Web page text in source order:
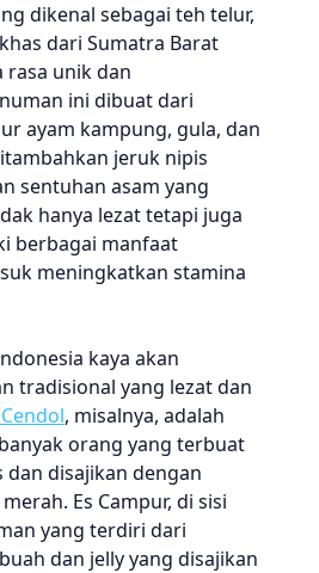
dikenal sebagai teh telur,
dari Sumatra Barat
rasa unik dan
ini dibuat dari
ayam kampung, gula, dan
jeruk nipis
sentuhan asam yang
hanya lezat tetapi juga
berbagai manfaat
meningkatkan stamina
kaya akan
tradisional yang lezat dan
, misalnya, adalah
orang yang terbuat
disajikan dengan
Es Campur, di sisi
yang terdiri dari
dan jelly yang disajikan